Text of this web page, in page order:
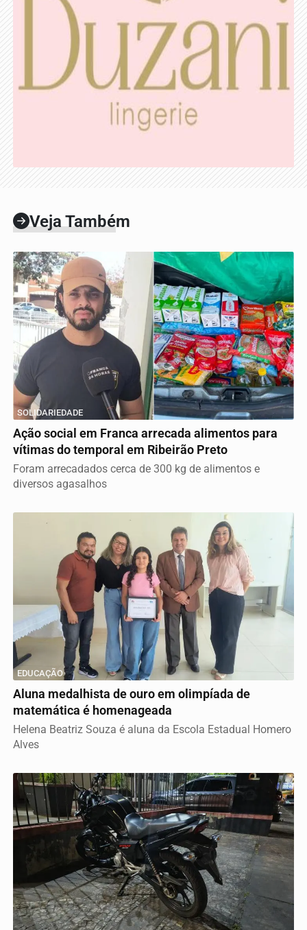
Veja Também
SOLIDARIEDADE
Ação social em Franca arrecada alimentos para
vítimas do temporal em Ribeirão Preto
Foram arrecadados cerca de 300 kg de alimentos e
diversos agasalhos
EDUCAÇÃO
Aluna medalhista de ouro em olimpíada de
matemática é homenageada
Helena Beatriz Souza é aluna da Escola Estadual Homero
Alves